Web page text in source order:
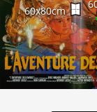
60x80cm